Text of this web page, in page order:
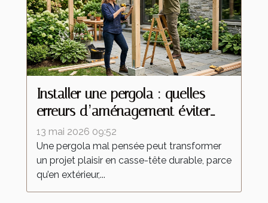
Installer une pergola : quelles
erreurs d’aménagement éviter
absolument ?
13 mai 2026 09:52
Une pergola mal pensée peut transformer
un projet plaisir en casse-tête durable, parce
qu’en extérieur,...